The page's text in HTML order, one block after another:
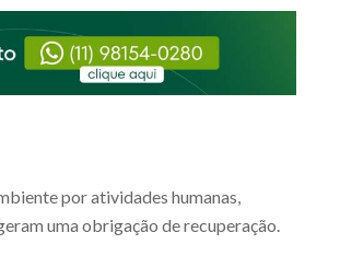
por atividades humanas,
uma obrigação de recuperação.